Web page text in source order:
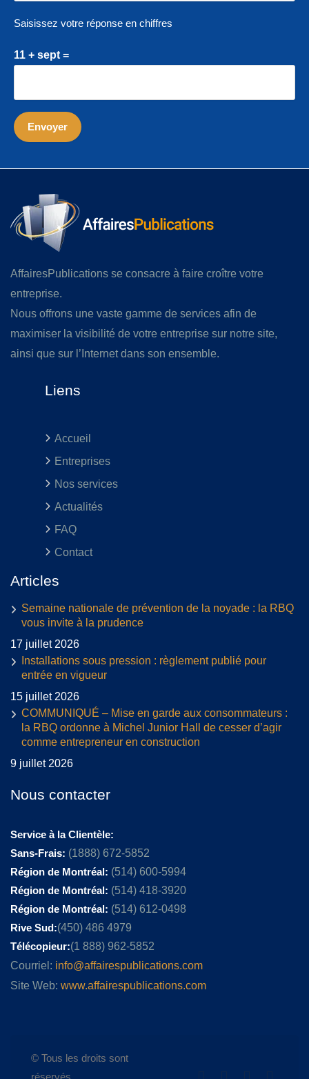
Saisissez votre réponse en chiffres
11 + sept =
AffairesPublications se consacre à faire croître votre
entreprise.
Nous offrons une vaste gamme de services afin de
maximiser la visibilité de votre entreprise sur notre site,
ainsi que sur l’Internet dans son ensemble.
Liens
Accueil
Entreprises
Nos services
Actualités
FAQ
Contact
Articles
Semaine nationale de prévention de la noyade : la RBQ
vous invite à la prudence
17 juillet 2026
Installations sous pression : règlement publié pour
entrée en vigueur
15 juillet 2026
COMMUNIQUÉ – Mise en garde aux consommateurs :
la RBQ ordonne à Michel Junior Hall de cesser d’agir
comme entrepreneur en construction
9 juillet 2026
Nous contacter
Service à la Clientèle:
Sans-Frais: (1888) 672-5852
Région de Montréal: (514) 600-5994
Région de Montréal: (514) 418-3920
Région de Montréal: (514) 612-0498
Rive Sud:(450) 486 4979
Télécopieur:(1 888) 962-5852
Courriel: info@affairespublications.com
Site Web: www.affairespublications.com
© Tous les droits sont
réservés